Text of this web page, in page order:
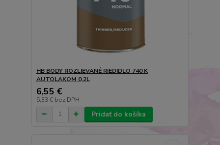
HB BODY ROZLIEVANÉ RIEDIDLO 740 K
AUTOLAKOM 0,2L
6,55 €
5,33 € bez DPH
Pridať do košíka